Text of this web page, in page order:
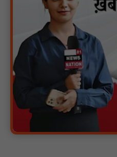
वर्धा में ज़िला परिषद के कर्मचारी
पीएचईडी विभाग मंत्री ने जहाजपुर
किया शिलान्यास एवं लोकार्पण : NN81
पारस पोर्टल से होगी योजनाओं की
दिए समयबद्ध क्रियान्वयन के निर्देश :
सोलर हाई मास्ट से रोशन हो रहे
सुरक्षा और सुविधा : NN81
सरस्वती साइकिल योजना के तहत 18